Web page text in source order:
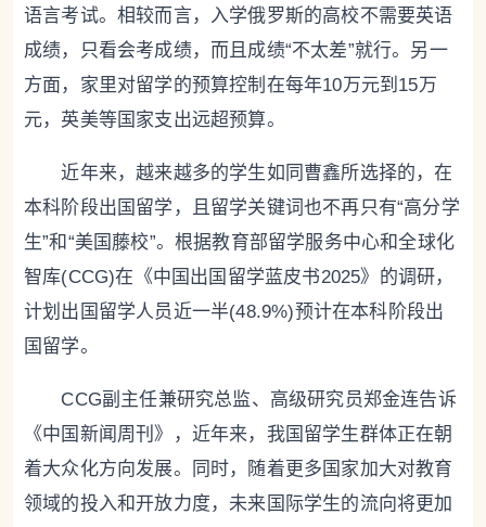
语言考试。相较而言，入学俄罗斯的高校不需要英语
成绩，只看会考成绩，而且成绩“不太差”就行。另一
方面，家里对留学的预算控制在每年10万元到15万
元，英美等国家支出远超预算。
近年来，越来越多的学生如同曹鑫所选择的，在
本科阶段出国留学，且留学关键词也不再只有“高分学
生”和“美国藤校”。根据教育部留学服务中心和全球化
智库(CCG)在《中国出国留学蓝皮书2025》的调研，
计划出国留学人员近一半(48.9%)预计在本科阶段出
国留学。
CCG副主任兼研究总监、高级研究员郑金连告诉
《中国新闻周刊》，近年来，我国留学生群体正在朝
着大众化方向发展。同时，随着更多国家加大对教育
领域的投入和开放力度，未来国际学生的流向将更加